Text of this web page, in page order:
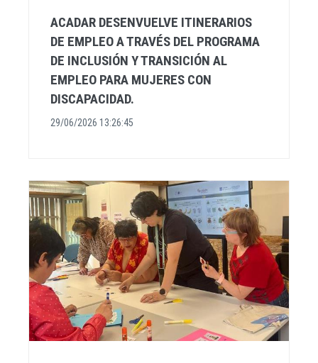
ACADAR DESENVUELVE ITINERARIOS
DE EMPLEO A TRAVÉS DEL PROGRAMA
DE INCLUSIÓN Y TRANSICIÓN AL
EMPLEO PARA MUJERES CON
DISCAPACIDAD.
29/06/2026 13:26:45